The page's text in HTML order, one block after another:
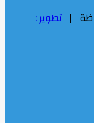
تطوير :